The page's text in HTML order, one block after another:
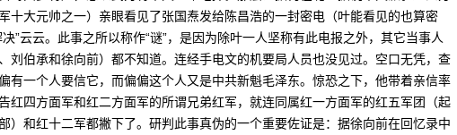
十大元帅之一）亲眼看见了张国焘发给陈昌浩的一封密电（叶能看见的也算密
”云云。此事之所以称作“谜”，是因为除叶一人坚称有此电报之外，其它当事人
刘伯承和徐向前）都不知道。连经手电文的机要局人员也没见过。空口无凭，查
有一个人要信它，而偏偏这个人又是中共新魁毛泽东。惊恐之下，他带着亲信率
红四方面军和红二方面军的所谓兄弟红军，就连同属红一方面军的红五军团（起
）和红十二军都撇下了。研判此事真伪的一个重要佐证是：据徐向前在回忆录中